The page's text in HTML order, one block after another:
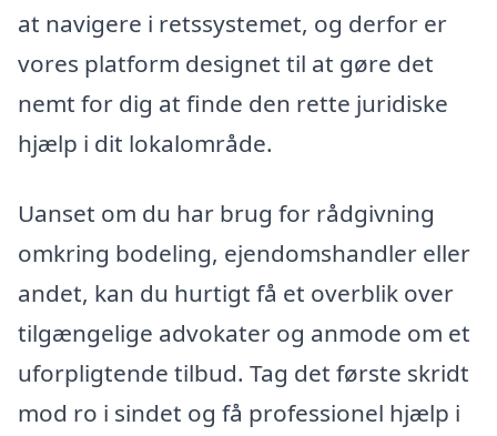
at navigere i retssystemet, og derfor er
vores platform designet til at gøre det
nemt for dig at finde den rette juridiske
hjælp i dit lokalområde.
Uanset om du har brug for rådgivning
omkring bodeling, ejendomshandler eller
andet, kan du hurtigt få et overblik over
tilgængelige advokater og anmode om et
uforpligtende tilbud. Tag det første skridt
mod ro i sindet og få professionel hjælp i